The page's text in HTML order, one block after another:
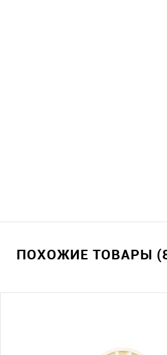
ПОХОЖИЕ ТОВАРЫ